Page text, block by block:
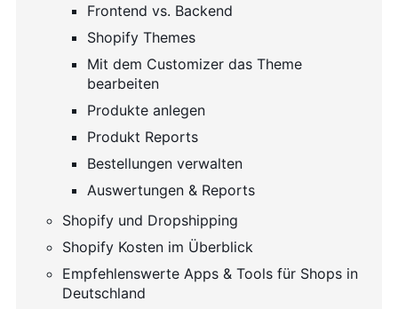
Frontend vs. Backend
Shopify Themes
Mit dem Customizer das Theme
bearbeiten
Produkte anlegen
Produkt Reports
Bestellungen verwalten
Auswertungen & Reports
Shopify und Dropshipping
Shopify Kosten im Überblick
Empfehlenswerte Apps & Tools für Shops in
Deutschland